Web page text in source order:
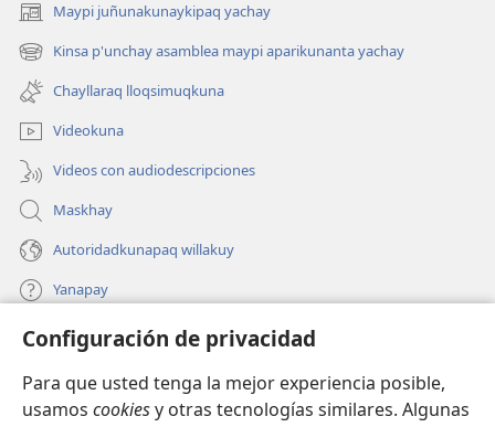
Configuración de privacidad
Para que usted tenga la mejor experiencia posible,
usamos cookiesy otras tecnologías similares. Algunas
Maypi juñunakunaykipaq yachay
(abre
una
nueva
ventana)
Kinsa p'unchay asamblea maypi aparikunanta yachay
(abre
una
nueva
ventana)
Chayllaraq lloqsimuqkuna
Videokuna
Videos con audiodescripciones
Maskhay
Autoridadkunapaq willakuy
Yanapay
Donacionta churanapaq
una
nueva
ventana)
INTERNETPI QELQANCHISKUNA Watchtower™
(abre